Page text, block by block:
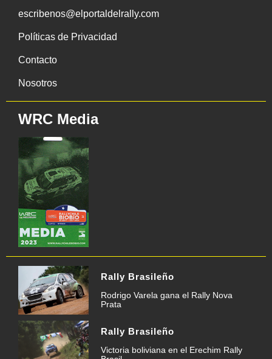
Rally Brasileño
Rodrigo Varela gana el Rally Nova
Prata
Rally Brasileño
Victoria boliviana en el Erechim Rally
escribenos@elportaldelrally.com
Políticas de Privacidad
Contacto
Nosotros
WRC Media